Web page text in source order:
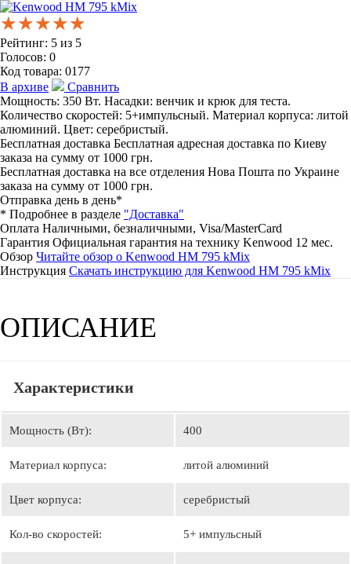
★★★★★
★★★★★
★★★★★
Рейтинг: 5 из 5
Голосов: 0
Код товара: 0177
В архиве
Сравнить
Мощность: 350 Вт. Насадки: венчик и крюк для теста.
Количество скоростей: 5+импульсный. Материал корпуса: литой
алюминий. Цвет: серебристый.
Бесплатная доставка Бесплатная адресная доставка по Киеву
заказа на сумму от 1000 грн.
Бесплатная доставка на все отделения Нова Пошта по Украине
заказа на сумму от 1000 грн.
Отправка день в день*
* Подробнее в разделе "Доставка"
Оплата Наличными, безналичными, Visa/MasterCard
Гарантия Официальная гарантия на технику Kenwood 12 мес.
Обзор Читайте обзор о Kenwood HM 795 kMix
Инструкция Скачать инструкцию для Kenwood HM 795 kMix
ОПИСАНИЕ
Характеристики
Мощность (Вт): 400
Материал корпуса: литой алюминий
Цвет корпуса: серебристый
Кол-во скоростей: 5+ импульсный